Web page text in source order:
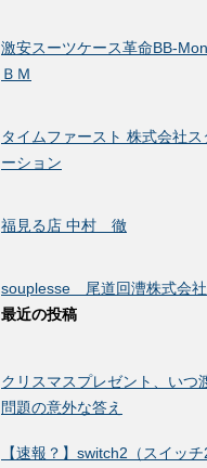
激安スーツケース革命BB-
ＢＭ
タイムファースト 株式会社
ーション
福見る店 中村 徹
souplesse 尾道回漕株式会社
最近の投稿
クリスマスプレゼント、いつ
問題の意外な答え
【速報？】switch2（スイッ